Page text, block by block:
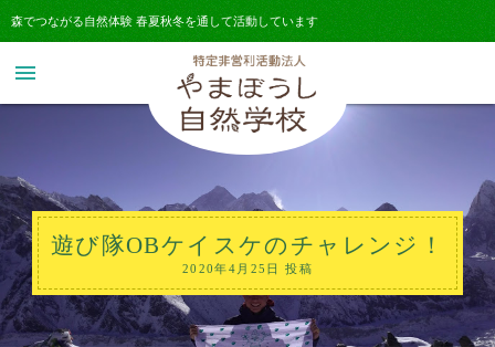
森でつながる自然体験 春夏秋冬を通して活動しています
menu
遊び隊OBケイスケのチャレンジ！
2020年4月25日 投稿